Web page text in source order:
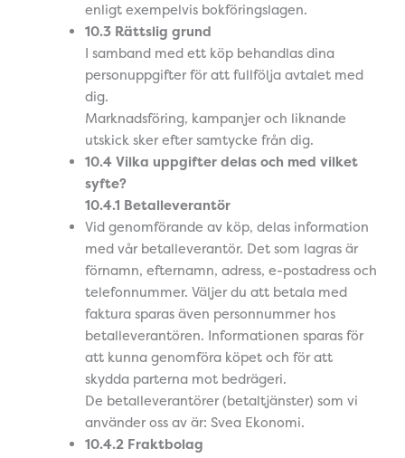
enligt exempelvis bokföringslagen.
10.3 Rättslig grund
I samband med ett köp behandlas dina
personuppgifter för att fullfölja avtalet med
dig.
Marknadsföring, kampanjer och liknande
utskick sker efter samtycke från dig.
10.4 Vilka uppgifter delas och med vilket
syfte?
10.4.1 Betalleverantör
Vid genomförande av köp, delas information
med vår betalleverantör. Det som lagras är
förnamn, efternamn, adress, e-postadress och
telefonnummer. Väljer du att betala med
faktura sparas även personnummer hos
betalleverantören. Informationen sparas för
att kunna genomföra köpet och för att
skydda parterna mot bedrägeri.
De betalleverantörer (betaltjänster) som vi
använder oss av är: Svea Ekonomi.
10.4.2 Fraktbolag